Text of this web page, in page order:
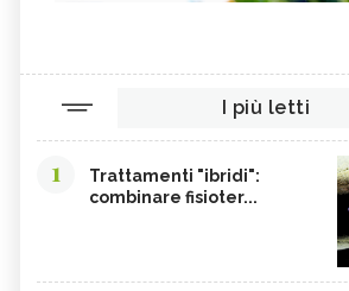
I più letti
1
Trattamenti "ibridi":
combinare fisioter...